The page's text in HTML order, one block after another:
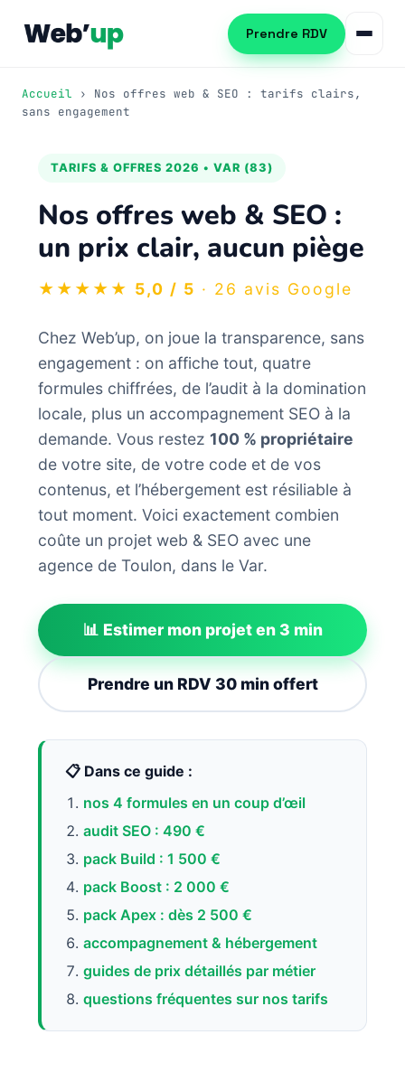
Prendre RDV
Netlinking SEO
Audit SEO
Création de site web
Création WordPress
Publicité Google Ads
Référencement IA (GEO)
Automatisation PME
Automatiser les tâches PME
Automatiser le contenu SEO
Accueil › Nos offres web & SEO : tarifs clairs,
sans engagement
TARIFS & OFFRES 2026 • VAR (83)
Nos offres web & SEO :
un prix clair, aucun piège
★★★★★ 5,0 / 5 · 26 avis Google
Chez Web’up, on joue la transparence, sans
engagement : on affiche tout, quatre
formules chiffrées, de l’audit à la domination
locale, plus un accompagnement SEO à la
demande. Vous restez 100 % propriétaire
de votre site, de votre code et de vos
contenus, et l’hébergement est résiliable à
tout moment. Voici exactement combien
coûte un projet web & SEO avec une
agence de Toulon, dans le Var.
📊 Estimer mon projet en 3 min
Prendre un RDV 30 min offert
📋 Dans ce guide :
nos 4 formules en un coup d’œil
audit SEO : 490 €
pack Build : 1 500 €
pack Boost : 2 000 €
pack Apex : dès 2 500 €
accompagnement & hébergement
guides de prix détaillés par métier
questions fréquentes sur nos tarifs